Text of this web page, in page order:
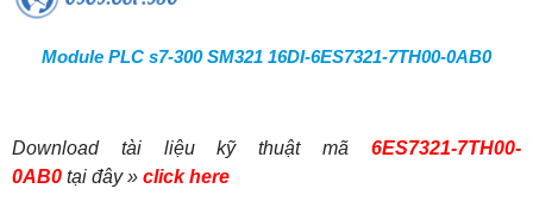
Module PLC s7-300 SM321 16DI-6ES7321-7TH00-0AB0
Download tài liệu kỹ thuật mã 6ES7321-7TH00-
0AB0 tại đây » click here